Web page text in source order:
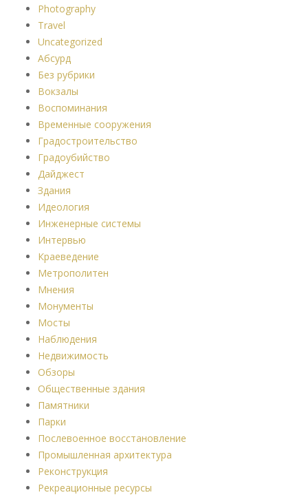
Photography
Travel
Uncategorized
Абсурд
Без рубрики
Вокзалы
Воспоминания
Временные сооружения
Градостроительство
Градоубийство
Дайджест
Здания
Идеология
Инженерные системы
Интервью
Краеведение
Метрополитен
Мнения
Монументы
Мосты
Наблюдения
Недвижимость
Обзоры
Общественные здания
Памятники
Парки
Послевоенное восстановление
Промышленная архитектура
Реконструкция
Рекреационные ресурсы